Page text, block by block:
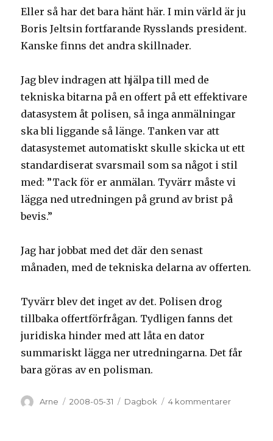
Eller så har det bara hänt här. I min värld är ju
Boris Jeltsin fortfarande Rysslands president.
Kanske finns det andra skillnader.
Jag blev indragen att hjälpa till med de
tekniska bitarna på en offert på ett effektivare
datasystem åt polisen, så inga anmälningar
ska bli liggande så länge. Tanken var att
datasystemet automatiskt skulle skicka ut ett
standardiserat svarsmail som sa något i stil
med: ”Tack för er anmälan. Tyvärr måste vi
lägga ned utredningen på grund av brist på
bevis.”
Jag har jobbat med det där den senast
månaden, med de tekniska delarna av offerten.
Tyvärr blev det inget av det. Polisen drog
tillbaka offertförfrågan. Tydligen fanns det
juridiska hinder med att låta en dator
summariskt lägga ner utredningarna. Det får
bara göras av en polisman.
Författare
Arne Postat
2008-05-31 Kategorier
Dagbok 4 kommentarer